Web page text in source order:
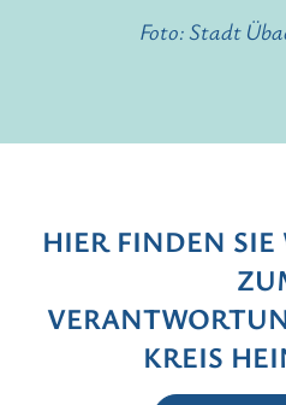
Foto: Stadt
HIER FINDEN SIE
KREIS